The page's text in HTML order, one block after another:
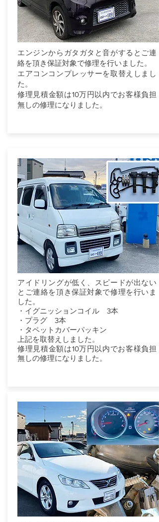
エンジンからガタガタと音がするとご連
絡を頂き保証対象で修理を行いました。
エアコンコンプレッサーを取替えしまし
た。
修理見積金額は10万円以内でお客様負担
無しの修理になりました。
アイドリングが低く、スピードが出ない
とご連絡を頂き保証対象で修理を行いま
した。
・イグニッションコイル 3本
・プラグ 3本
・タペットカバーパッキン
上記を取替えしました。
修理見積金額は10万円以内でお客様負担
無しの修理になりました。